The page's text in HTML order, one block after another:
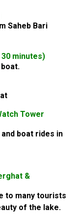
Saheb Bari
minutes)
Tower
boat rides in
&
to many tourists
of the lake.